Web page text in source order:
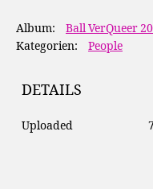
Album:
Ball VerQueer
Kategorien:
People
DETAILS
Uploaded